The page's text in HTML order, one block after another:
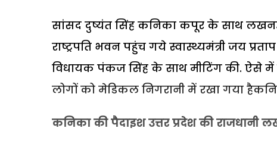
सांसद दुष्यंत सिंह कनिका कपूर के साथ
राष्ट्रपति भवन पहुंच गये स्वास्थ्यमंत्री जय
विधायक पंकज सिंह के साथ मीटिंग की. ऐसे
लोगों को मेडिकल निगरानी में रखा गया
कनिका की पैदाइश उत्तर प्रदेश की राजधानी